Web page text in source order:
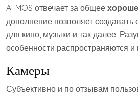
ATMOS отвечает за общее
дополнение позволяет
для кино, музыки и так далее.
особенности распространяются
Камеры
Субъективно и по отзывам